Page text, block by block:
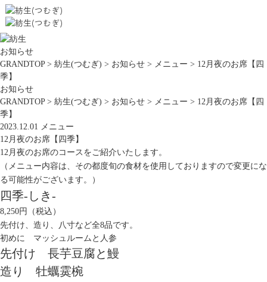
お知らせ
GRANDTOP> 紡生(つむぎ) > お知らせ > メニュー > 12月夜のお席【四
季】
お知らせ
GRANDTOP> 紡生(つむぎ) > お知らせ > メニュー > 12月夜のお席【四
季】
2023.12.01 メニュー
12月夜のお席【四季】
12月夜のお席のコースをご紹介いたします。
（メニュー内容は、その都度旬の食材を使用しておりますので変更にな
る可能性がございます。）
四季-しき-
8,250円（税込）
先付け、造り、八寸など全8品です。
初めに マッシュルームと人参
先付け 長芋豆腐と鰻
造り 牡蠣霙椀